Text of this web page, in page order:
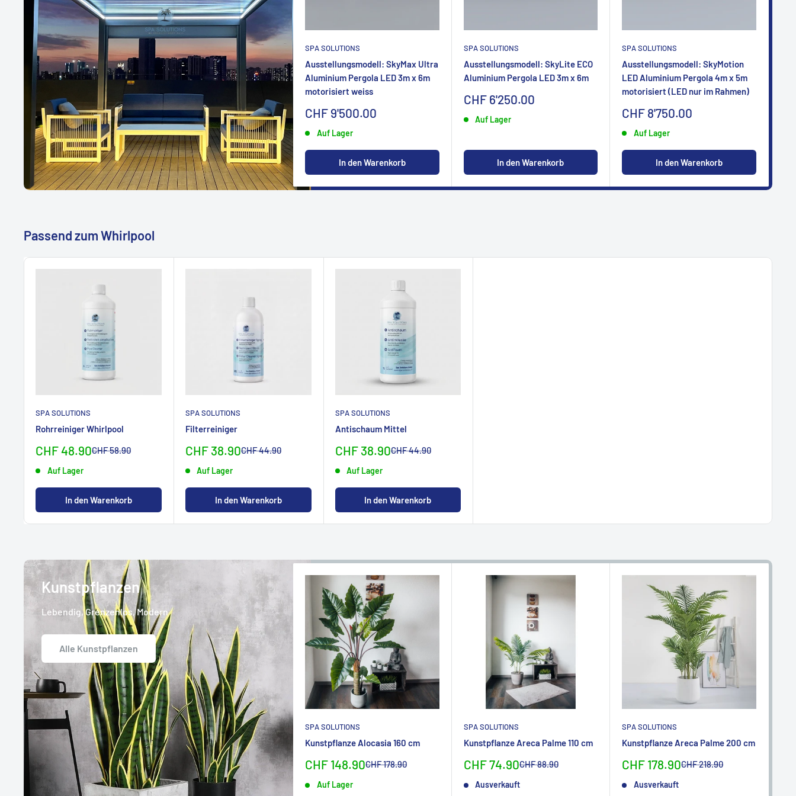
SPA SOLUTIONS
Ausstellungsmodell: SkyMax Ultra
Aluminium Pergola LED 3m x 6m
motorisiert weiss
Sonderpreis
CHF 9'500.00
Auf Lager
In den Warenkorb
SPA SOLUTIONS
Ausstellungsmodell: SkyLite ECO
Aluminium Pergola LED 3m x 6m
Sonderpreis
CHF 6'250.00
Auf Lager
In den Warenkorb
SPA SOLUTIONS
Ausstellungsmodell: SkyMotion
LED Aluminium Pergola 4m x 5m
motorisiert (LED nur im Rahmen)
Sonderpreis
CHF 8'750.00
Auf Lager
In den Warenkorb
Passend zum Whirlpool
SPA SOLUTIONS
Rohrreiniger Whirlpool
Sonderpreis
CHF 48.90Normalpreis
CHF 58.90
Auf Lager
In den Warenkorb
SPA SOLUTIONS
Filterreiniger
Sonderpreis
CHF 38.90Normalpreis
CHF 44.90
Auf Lager
In den Warenkorb
SPA SOLUTIONS
Antischaum Mittel
Sonderpreis
CHF 38.90Normalpreis
CHF 44.90
Auf Lager
In den Warenkorb
Kunstpflanzen
Lebendig, Grenzenlos, Modern
Alle Kunstpflanzen
SPA SOLUTIONS
Kunstpflanze Alocasia 160 cm
Sonderpreis
CHF 148.90Normalpreis
CHF 178.90
Auf Lager
SPA SOLUTIONS
Kunstpflanze Areca Palme 110 cm
Sonderpreis
CHF 74.90Normalpreis
CHF 88.90
Ausverkauft
SPA SOLUTIONS
Kunstpflanze Areca Palme 200 cm
Sonderpreis
CHF 178.90Normalpreis
CHF 218.90
Ausverkauft